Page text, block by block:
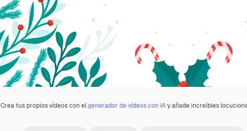
Crea tus propios vídeos con elgenerador de vídeos con IAy añade increíbles